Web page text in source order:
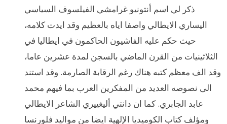
ذكر لي اسم أنتونيو غرامشي الفيلسوف السياسي
اليساري الايطالي واصفا اياه بالعظيم وقد ايدت كلامه،
حيث حكم عليه الفاشيون الحاكمون في ايطاليا في
الثلاثينيات من القرن الماضي بالسجن لمدة عشرين عاما،
وقد الف معظم كتبه هناك رغم الرقابة الصارمة. وقد استند
الى نصوصه العديد من المفكرين العرب بما فيهم محمد
عابد الجابري. كما ان دانتي أليغييري الشاعر الايطالي
ومؤلف كتاب الكوميديا الإلهية ايضا من مواليد فلورنسا